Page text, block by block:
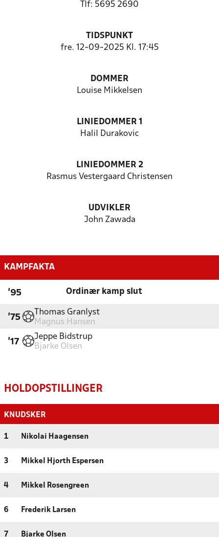
Tlf: 5695 2690
TIDSPUNKT
fre. 12-09-2025 Kl. 17:45
DOMMER
Louise Mikkelsen
LINIEDOMMER 1
Halil Durakovic
LINIEDOMMER 2
Rasmus Vestergaard Christensen
UDVIKLER
John Zawada
KAMPFAKTA
'95 Ordinær kamp slut
'75
Thomas Granlyst
Magnus Hansen
'17
Jeppe Bidstrup
Bjarke Olsen
HOLDOPSTILLINGER
KNUDSKER
1 Nikolai Haagensen
3 Mikkel Hjorth Espersen
4 Mikkel Rosengreen
6 Frederik Larsen
7 Bjarke Olsen